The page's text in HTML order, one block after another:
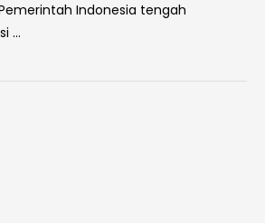
Indonesia tengah
…